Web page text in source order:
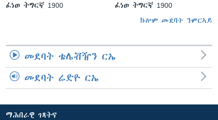
ፈነወ ትግርኛ 1900 ፈነወ ትግርኛ 1900
ኩሎም መደባት ንምርኣይ
መደባት ቴሌቭዥን ርኤ
መደባት ሬድዮ ርኤ
ማሕበራዊ ገጻትና